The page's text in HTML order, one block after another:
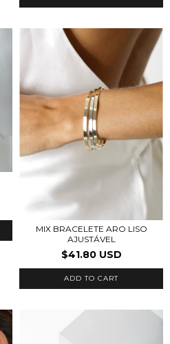
MIX BRACELETE ARO LISO
AJUSTÁVEL
$41.80 USD